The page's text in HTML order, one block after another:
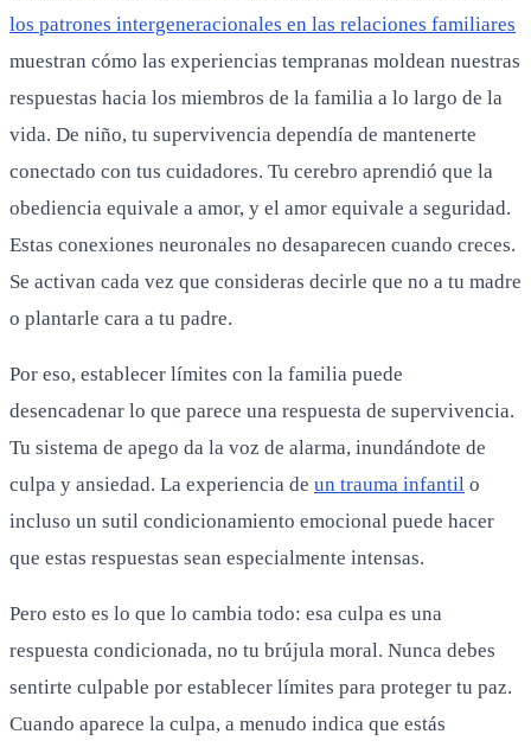
los patrones intergeneracionales en las relaciones familiares
muestran cómo las experiencias tempranas moldean nuestras
respuestas hacia los miembros de la familia a lo largo de la
vida. De niño, tu supervivencia dependía de mantenerte
conectado con tus cuidadores. Tu cerebro aprendió que la
obediencia equivale a amor, y el amor equivale a seguridad.
Estas conexiones neuronales no desaparecen cuando creces.
Se activan cada vez que consideras decirle que no a tu madre
o plantarle cara a tu padre.
Por eso, establecer límites con la familia puede
desencadenar lo que parece una respuesta de supervivencia.
Tu sistema de apego da la voz de alarma, inundándote de
culpa y ansiedad. La experiencia de un trauma infantil o
incluso un sutil condicionamiento emocional puede hacer
que estas respuestas sean especialmente intensas.
Pero esto es lo que lo cambia todo: esa culpa es una
respuesta condicionada, no tu brújula moral. Nunca debes
sentirte culpable por establecer límites para proteger tu paz.
Cuando aparece la culpa, a menudo indica que estás